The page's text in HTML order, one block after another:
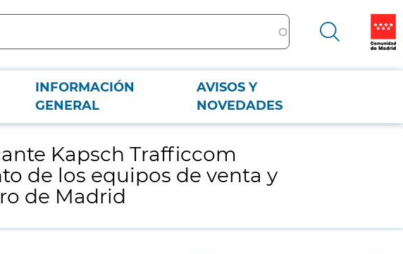
INFORMACIÓN
GENERAL
AVISOS Y
NOVEDADES
de los equipos de venta y peaje instalados en las estaciones de la red de Metro de
Kapsch Trafficcom
de los equipos de venta y
de Madrid